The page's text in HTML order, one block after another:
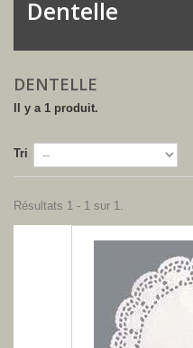
Dentelle
DENTELLE
Il y a 1 produit.
Tri
Résultats 1 - 1 sur 1.